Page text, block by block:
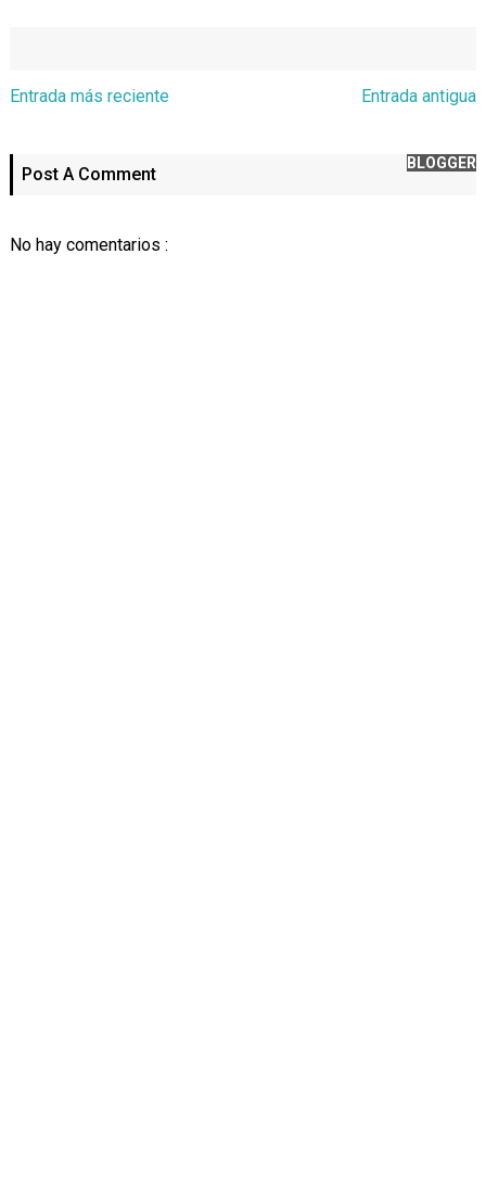
Entrada más reciente Entrada antigua
Post A Comment
BLOGGER
No hay comentarios :